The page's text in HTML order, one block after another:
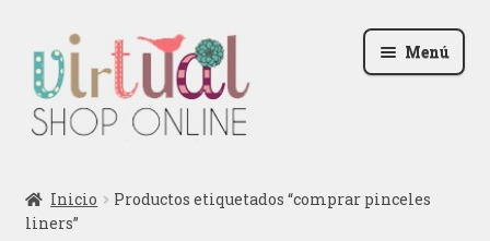
la
navegación
al
contenido
Menú
Podcast
Inicio
Productos etiquetados “comprar pinceles
liners”